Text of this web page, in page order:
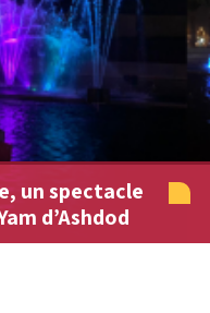
un spectacle
d’Ashdod